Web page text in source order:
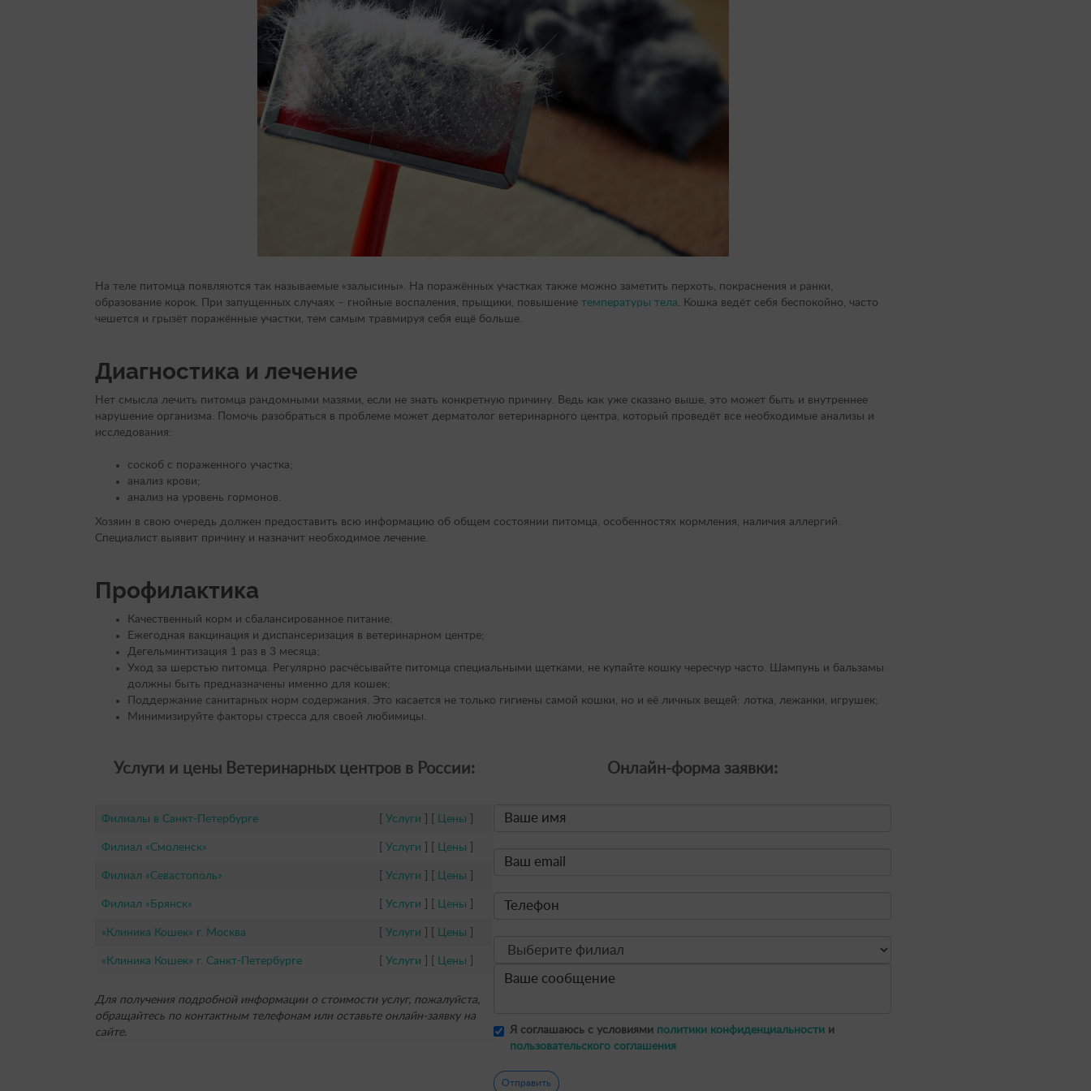
На теле питомца появляются так называемые «залысины». На поражённых участках также можно заметить перхоть, покраснения и ранки,
образование корок. При запущенных случаях – гнойные воспаления, прыщики, повышение температуры тела . Кошка ведёт себя беспокойно, часто
чешется и грызёт поражённые участки, тем самым травмируя себя ещё больше.
Диагностика и лечение
Нет смысла лечить питомца рандомными мазями, если не знать конкретную причину. Ведь как уже сказано выше, это может быть и внутреннее
нарушение организма. Помочь разобраться в проблеме может дерматолог ветеринарного центра, который проведёт все необходимые анализы и
исследования:
соскоб с пораженного участка;
анализ крови;
анализ на уровень гормонов.
Хозяин в свою очередь должен предоставить всю информацию об общем состоянии питомца, особенностях кормления, наличия аллергий.
Специалист выявит причину и назначит необходимое лечение.
Профилактика
Качественный корм и сбалансированное питание;
Ежегодная вакцинация и диспансеризация в ветеринарном центре;
Дегельминтизация 1 раз в 3 месяца;
Уход за шерстью питомца. Регулярно расчёсывайте питомца специальными щетками, не купайте кошку чересчур часто. Шампунь и бальзамы
должны быть предназначены именно для кошек;
Поддержание санитарных норм содержания. Это касается не только гигиены самой кошки, но и её личных вещей: лотка, лежанки, игрушек;
Минимизируйте факторы стресса для своей любимицы.
Услуги и цены Ветеринарных центров в России:
Филиалы в Санкт-Петербурге Услуги Цены
Филиал «Смоленск» Услуги Цены
Филиал «Севастополь» Услуги Цены
Филиал «Брянск» Услуги Цены
«Клиника Кошек» г. Москва Услуги Цены
«Клиника Кошек» г. Санкт-Петербурге Услуги Цены
Для получения подробной информации о стоимости услуг, пожалуйста,
обращайтесь по контактным телефонам или оставьте онлайн-заявку на
сайте.
Онлайн-форма заявки:
Я соглашаюсь с условиями политики конфиденциальностии
пользовательского соглашения
Отправить